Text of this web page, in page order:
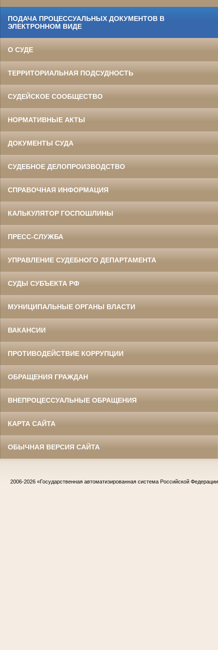
ПОДАЧА ПРОЦЕССУАЛЬНЫХ ДОКУМЕНТОВ В
ЭЛЕКТРОННОМ ВИДЕ
О СУДЕ
ТЕРРИТОРИАЛЬНАЯ ПОДСУДНОСТЬ
СУДЕЙСКОЕ СООБЩЕСТВО
НОРМАТИВНЫЕ АКТЫ
ДОКУМЕНТЫ СУДА
СУДЕБНОЕ ДЕЛОПРОИЗВОДСТВО
СПРАВОЧНАЯ ИНФОРМАЦИЯ
КАЛЬКУЛЯТОР ГОСПОШЛИНЫ
ПРЕСС-СЛУЖБА
УПРАВЛЕНИЕ СУДЕБНОГО ДЕПАРТАМЕНТА
СУДЫ СУБЪЕКТА РФ
МУНИЦИПАЛЬНЫЕ ОРГАНЫ ВЛАСТИ
ВАКАНСИИ
ПРОТИВОДЕЙСТВИЕ КОРРУПЦИИ
ОБРАЩЕНИЯ ГРАЖДАН
ВНЕПРОЦЕССУАЛЬНЫЕ ОБРАЩЕНИЯ
КАРТА САЙТА
ОБЫЧНАЯ ВЕРСИЯ САЙТА
2006-2026 «Государственная автоматизированная система Российской